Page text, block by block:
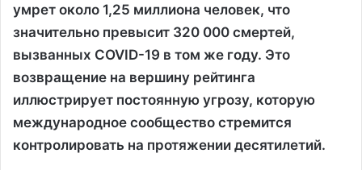
умрет около 1,25 миллиона человек, что
значительно превысит 320 000 смертей,
вызванных COVID-19 в том же году. Это
возвращение на вершину рейтинга
иллюстрирует постоянную угрозу, которую
международное сообщество стремится
контролировать на протяжении десятилетий.